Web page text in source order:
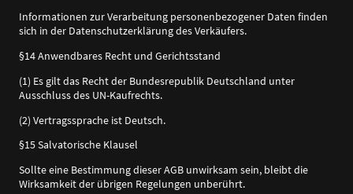
Informationen zur Verarbeitung personenbezogener Daten finden
sich in der Datenschutzerklärung des Verkäufers.
§14 Anwendbares Recht und Gerichtsstand
(1) Es gilt das Recht der Bundesrepublik Deutschland unter
Ausschluss des UN-Kaufrechts.
(2) Vertragssprache ist Deutsch.
§15 Salvatorische Klausel
Sollte eine Bestimmung dieser AGB unwirksam sein, bleibt die
Wirksamkeit der übrigen Regelungen unberührt.